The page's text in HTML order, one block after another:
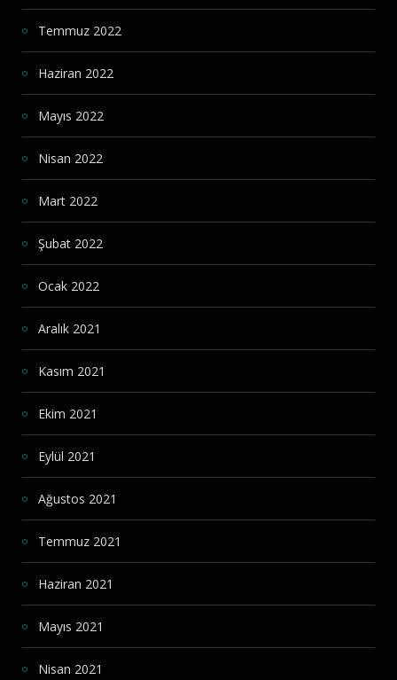
Temmuz 2022
Haziran 2022
Mayıs 2022
Nisan 2022
Mart 2022
Şubat 2022
Ocak 2022
Aralık 2021
Kasım 2021
Ekim 2021
Eylül 2021
Ağustos 2021
Temmuz 2021
Haziran 2021
Mayıs 2021
Nisan 2021